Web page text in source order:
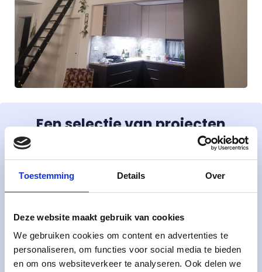
Toestemming Details Over
Deze website maakt gebruik van cookies
We gebruiken cookies om content en advertenties te
personaliseren, om functies voor social media te bieden
en om ons websiteverkeer te analyseren. Ook delen we
Een selectie van projecten